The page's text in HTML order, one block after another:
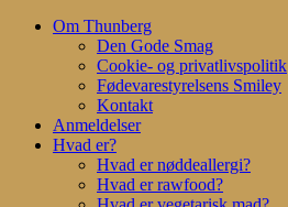
Om Thunberg
Den Gode Smag
Cookie- og privatlivspolitik
Fødevarestyrelsens Smiley
Kontakt
Anmeldelser
Hvad er?
Hvad er nøddeallergi?
Hvad er rawfood?